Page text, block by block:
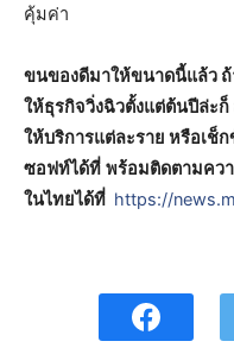
คุ้มค่า
ขนของดีมาให้ขนาดนี้แล้ว
ให้ธุรกิจวิ่งฉิวตั้งแต่ต้นปีล่ะ
ให้บริการแต่ละราย หรือเช็
ซอฟท์ได้ที่ พร้อมติดตามคว
ในไทยได้ที่ https://